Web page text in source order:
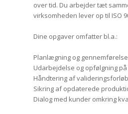
over tid. Du arbejder tæt
virksomheden lever op til ISO
Dine opgaver omfatter bl.a.:
Planlægning og
Udarbejdelse og opfølgning
Håndtering af
Sikring af opdaterede
Dialog med kunder omkring